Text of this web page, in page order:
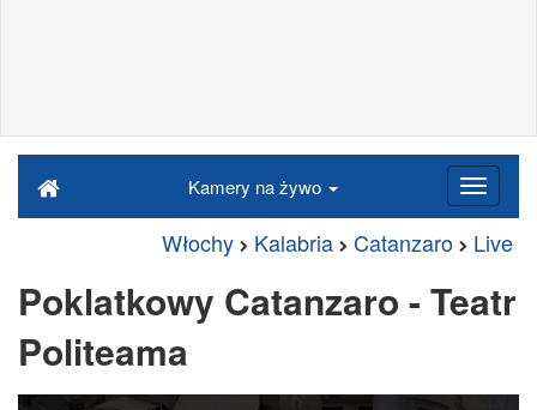
Kamery na żywo
Włochy Kalabria Catanzaro Live
Poklatkowy Catanzaro - Teatr
Politeama